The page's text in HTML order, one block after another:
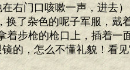
右门口咳嗽一声，进去）
杂色的呢子军服，戴
着步枪的枪口上，插着一
的，怎么不懂礼貌！看